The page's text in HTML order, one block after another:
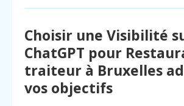
Choisir une Visibilité
ChatGPT pour
traiteur à Bruxelles
vos objectifs